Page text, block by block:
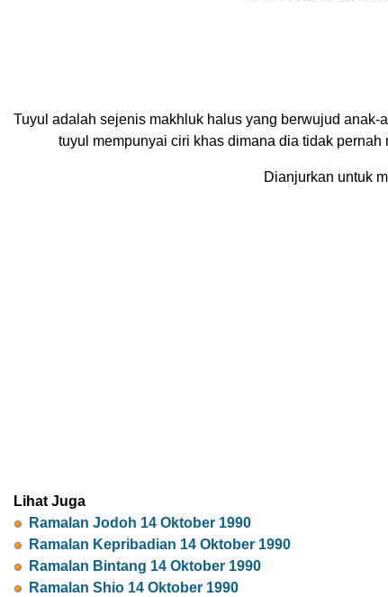
Tuyul adalah sejenis makhluk halus yang berwujud
tuyul mempunyai ciri khas dimana dia tidak
Dianjurkan untuk
Lihat Juga
Ramalan Jodoh 14 Oktober 1990
Ramalan Kepribadian 14 Oktober 1990
Ramalan Bintang 14 Oktober 1990
Ramalan Shio 14 Oktober 1990